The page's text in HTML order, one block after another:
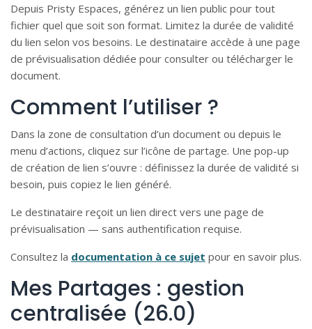
Depuis Pristy Espaces, générez un lien public pour tout
fichier quel que soit son format. Limitez la durée de validité
du lien selon vos besoins. Le destinataire accède à une page
de prévisualisation dédiée pour consulter ou télécharger le
document.
Comment l’utiliser ?
Dans la zone de consultation d’un document ou depuis le
menu d’actions, cliquez sur l’icône de partage. Une pop-up
de création de lien s’ouvre : définissez la durée de validité si
besoin, puis copiez le lien généré.
Le destinataire reçoit un lien direct vers une page de
prévisualisation — sans authentification requise.
Consultez la documentation à ce sujet pour en savoir plus.
Mes Partages : gestion
centralisée (26.0)